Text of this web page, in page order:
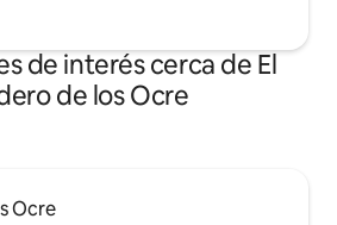
de interés cerca de El
de los Ocre
Ocre